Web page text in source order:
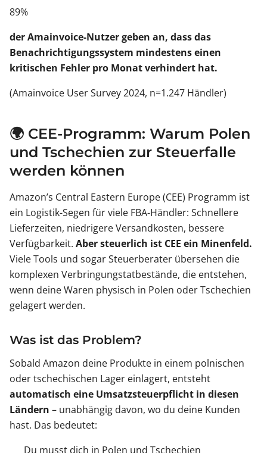
89%
der Amainvoice-Nutzer geben an, dass das
Benachrichtigungssystem mindestens einen
kritischen Fehler pro Monat verhindert hat.
(Amainvoice User Survey 2024, n=1.247 Händler)
🌍 CEE-Programm: Warum Polen
und Tschechien zur Steuerfalle
werden können
Amazon’s Central Eastern Europe (CEE) Programm ist
ein Logistik-Segen für viele FBA-Händler: Schnellere
Lieferzeiten, niedrigere Versandkosten, bessere
Verfügbarkeit. Aber steuerlich ist CEE ein Minenfeld.
Viele Tools und sogar Steuerberater übersehen die
komplexen Verbringungstatbestände, die entstehen,
wenn deine Waren physisch in Polen oder Tschechien
gelagert werden.
Was ist das Problem?
Sobald Amazon deine Produkte in einem polnischen
oder tschechischen Lager einlagert, entsteht
automatisch eine Umsatzsteuerpflicht in diesen
Ländern – unabhängig davon, wo du deine Kunden
hast. Das bedeutet:
Du musst dich in Polen und Tschechien